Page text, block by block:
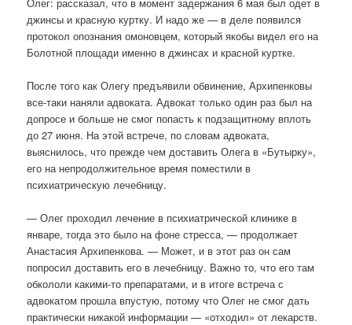
джинсы и красную куртку. И надо же — в деле появился
протокол опознания омоновцем, который якобы видел его на
Болотной площади именно в джинсах и красной куртке.
После того как Олегу предъявили обвинение, Архипенковы
все-таки наняли адвоката. Адвокат только один раз был на
допросе и больше не смог попасть к подзащитному вплоть
до 27 июня. На этой встрече, по словам адвоката,
выяснилось, что прежде чем доставить Олега в «Бутырку»,
его на непродолжительное время поместили в
психиатрическую лечебницу.
— Олег проходил лечение в психиатрической клинике в
январе, тогда это было на фоне стресса, — продолжает
Анастасия Архипенкова. — Может, и в этот раз он сам
попросил доставить его в лечебницу. Важно то, что его там
обкололи какими-то препаратами, и в итоге встреча с
адвокатом прошла впустую, потому что Олег не смог дать
практически никакой информации — «отходил» от лекарств.